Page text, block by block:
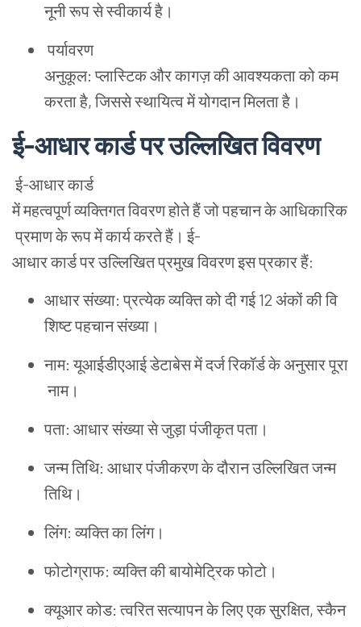
नूनीरूपसेस्वीकार्यहै ।
पर्यावरण
अनुकूल:प्लास्टिकऔरकागज़कीआवश्यकताकोकम
करताहै,जिससेस्थायित्वमेंयोगदानमिलताहै ।
ई-आधारकार्डपरउल्लिखितविवरण
ई-आधारकार्ड
मेंमहत्वपूर्णव्यक्तिगतविवरणहोतेहैंजोपहचानकेआधिकारिक
प्रमाणकेरूपमेंकार्यकरतेहैं । ई-
आधारकार्डपरउल्लिखितप्रमुखविवरणइसप्रकारहैं:
आधारसंख्या:प्रत्येकव्यक्तिकोदीगई12 अंकोंकीवि
शिष्टपहचानसंख्या ।
नाम:यूआईडीएआईडेटाबेसमेंदर्जरिकॉर्डकेअनुसारपूरा
नाम।
पता: आधारसंख्यासेजुड़ापंजीकृतपता ।
जन्मतिथि: आधारपंजीकरणकेदौरानउल्लिखितजन्म
तिथि।
लिंग:व्यक्तिकालिंग।
फोटोग्राफ:व्यक्तिकीबायोमेट्रिकफोटो ।
क्यूआरकोड:त्वरितसत्यापनकेलिएएकसुरक्षित,स्कैन